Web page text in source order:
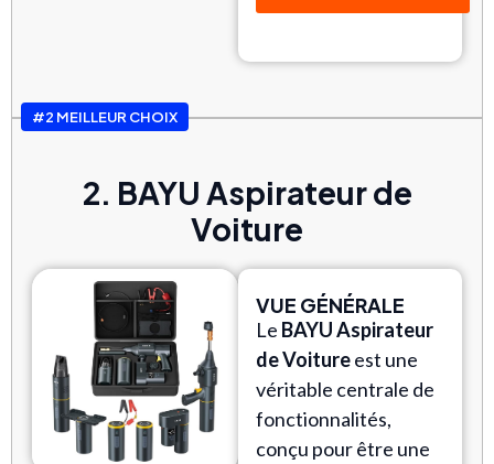
#2 MEILLEUR CHOIX
2. BAYU Aspirateur de
Voiture
VUE GÉNÉRALE
Le BAYU Aspirateur
de Voitureest une
véritable centrale de
fonctionnalités,
conçu pour être une